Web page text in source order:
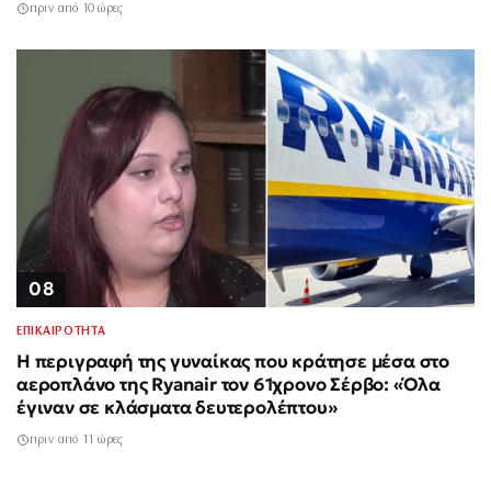
πριν από 10 ώρες
08
ΕΠΙΚΑΙΡΟΤΗΤΑ
Η περιγραφή της γυναίκας που κράτησε μέσα στο
αεροπλάνο της Ryanair τον 61χρονο Σέρβο: «Όλα
έγιναν σε κλάσματα δευτερολέπτου»
πριν από 11 ώρες